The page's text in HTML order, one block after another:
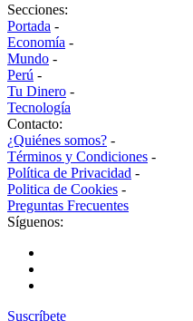
Secciones:
Portada -
Economía -
Mundo -
Perú -
Tu Dinero -
Tecnología
Contacto:
¿Quiénes somos? -
Términos y Condiciones -
Política de Privacidad -
Politica de Cookies -
Preguntas Frecuentes
Síguenos:
Suscríbete